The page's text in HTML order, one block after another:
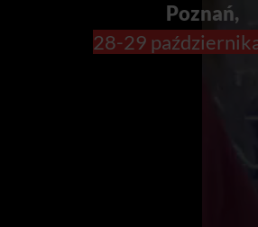
Poznań,
28-29